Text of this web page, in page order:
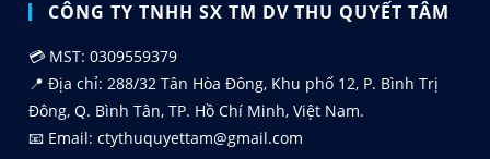
CÔNG TY TNHH SX TM DV THU QUYẾT TÂM
💳 MST: 0309559379
📍 Địa chỉ: 288/32 Tân Hòa Đông, Khu phố 12, P. Bình Trị
Đông, Q. Bình Tân, TP. Hồ Chí Minh, Việt Nam.
📧 Email: ctythuquyettam@gmail.com